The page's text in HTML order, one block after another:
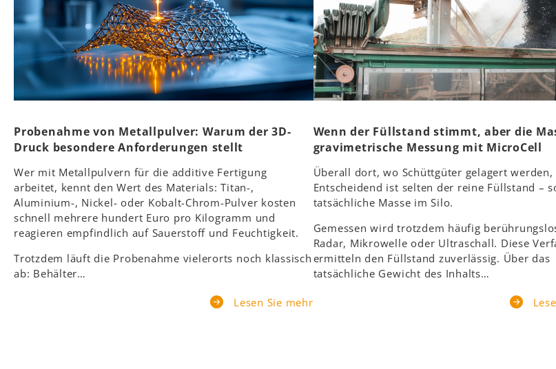
Probenahme von Metallpulver: Warum der 3D-
Druck besondere Anforderungen stellt
Wer mit Metallpulvern für die additive Fertigung
arbeitet, kennt den Wert des Materials: Titan-,
Aluminium-, Nickel- oder Kobalt-Chrom-Pulver kosten
schnell mehrere hundert Euro pro Kilogramm und
reagieren empfindlich auf Sauerstoff und Feuchtigkeit.
Trotzdem läuft die Probenahme vielerorts noch klassisch
ab: Behälter…
Lesen Sie mehr
Wenn der Füllstand stimmt, aber die
gravimetrische Messung mit MicroCell
Überall dort, wo Schüttgüter gelagert werden,
Entscheidend ist selten der reine Füllstand –
tatsächliche Masse im Silo.
Gemessen wird trotzdem häufig
Radar, Mikrowelle oder Ultraschall. Diese
ermitteln den Füllstand zuverlässig. Über das
tatsächliche Gewicht des Inhalts…